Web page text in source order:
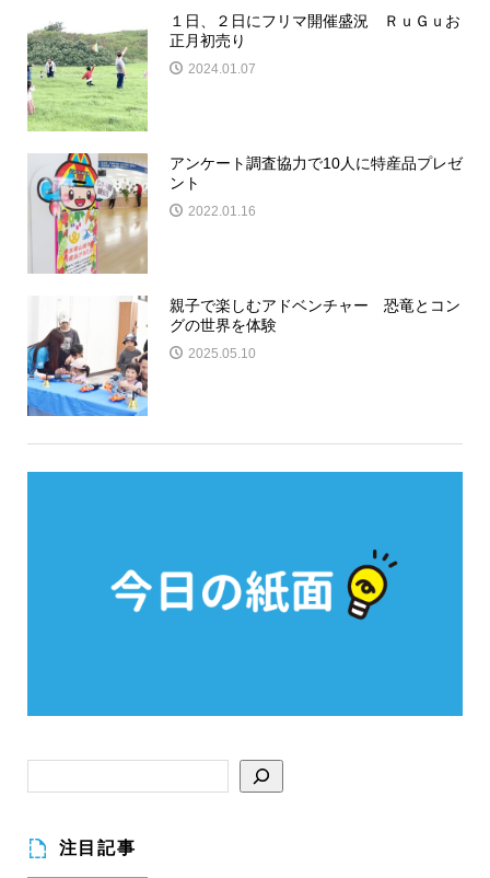
１日、２日にフリマ開催盛況 ＲｕＧｕお
正月初売り
2024.01.07
アンケート調査協力で10人に特産品プレゼ
ント
2022.01.16
親子で楽しむアドベンチャー 恐竜とコン
グの世界を体験
2025.05.10
注目記事